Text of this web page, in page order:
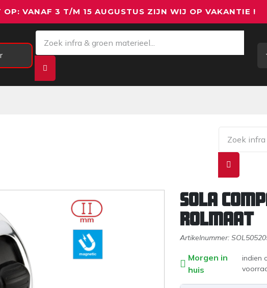
OP: VANAF 3 T/M 15 AUGUSTUS ZIJN WIJ OP VAKANTIE !
Sola
rolmaat
Artikelnummer:
Morgen in
huis
indien